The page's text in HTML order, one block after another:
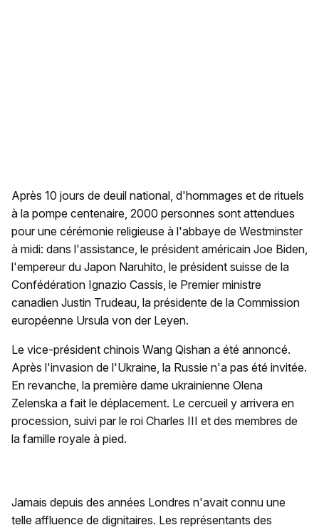
Après 10 jours de deuil national, d'hommages et de rituels
à la pompe centenaire, 2000 personnes sont attendues
pour une cérémonie religieuse à l'abbaye de Westminster
à midi: dans l'assistance, le président américain Joe Biden,
l'empereur du Japon Naruhito, le président suisse de la
Confédération Ignazio Cassis, le Premier ministre
canadien Justin Trudeau, la présidente de la Commission
européenne Ursula von der Leyen.
Le vice-président chinois Wang Qishan a été annoncé.
Après l'invasion de l'Ukraine, la Russie n'a pas été invitée.
En revanche, la première dame ukrainienne Olena
Zelenska a fait le déplacement. Le cercueil y arrivera en
procession, suivi par le roi Charles III et des membres de
la famille royale à pied.
Jamais depuis des années Londres n'avait connu une
telle affluence de dignitaires. Les représentants des